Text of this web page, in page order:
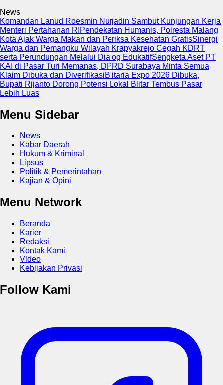
News
Komandan Lanud Roesmin Nurjadin Sambut Kunjungan Kerja
Menteri Pertahanan RI Pendekatan Humanis, Polresta Malang
Kota Ajak Warga Makan dan Periksa Kesehatan GratisSinergi
Warga dan Pemangku Wilayah Krapyakrejo Cegah KDRT
serta Perundungan Melalui Dialog EdukatifSengketa Aset PT
KAI di Pasar Turi Memanas, DPRD Surabaya Minta Semua
Klaim Dibuka dan DiverifikasiBlitaria Expo 2026 Dibuka,
Bupati Rijanto Dorong Potensi Lokal Blitar Tembus Pasar
Lebih Luas
Menu Sidebar
News
Kabar Daerah
Hukum & Kriminal
Lipsus
Politik & Pemerintahan
Kajian & Opini
Menu Network
Beranda
Karier
Redaksi
Kontak Kami
Video
Kebijakan Privasi
Follow Kami